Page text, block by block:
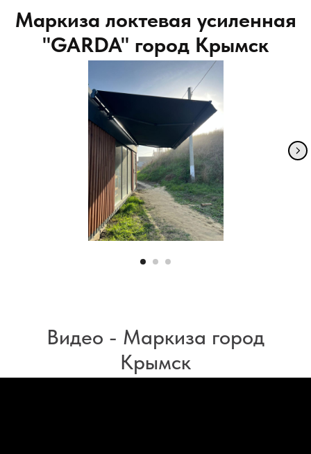
Маркиза локтевая усиленная
"GARDA" город Крымск
Видео - Маркиза город
Крымск